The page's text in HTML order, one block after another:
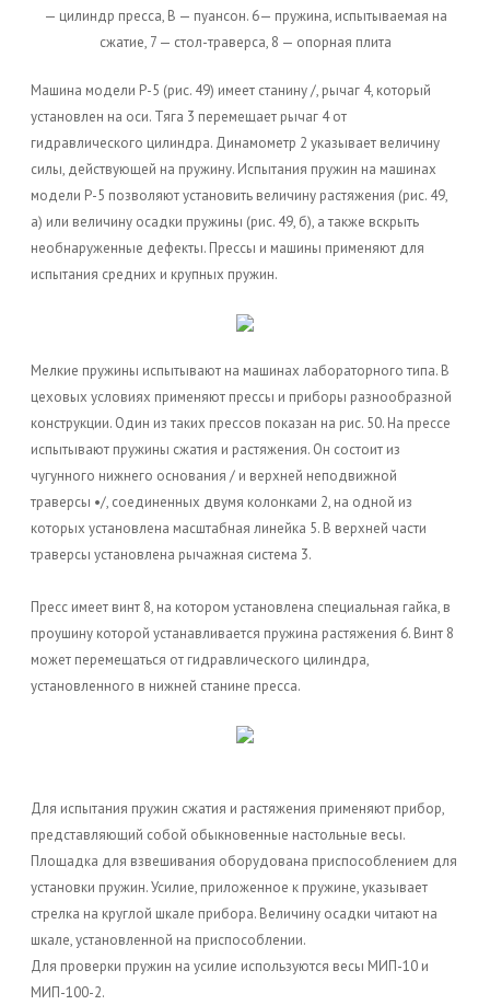
— цилиндр пресса, В — пуансон. 6— пружина, испытываемая на
сжатие, 7 — стол-траверса, 8 — опорная плита
Машина модели Р-5 (рис. 49) имеет станину /, рычаг 4, который
установлен на оси. Тяга 3 перемещает рычаг 4 от
гидравлического цилиндра. Динамометр 2 указывает величину
силы, действующей на пружину. Испытания пружин на машинах
модели Р-5 позволяют установить величину растяжения (рис. 49,
а) или величину осадки пружины (рис. 49, б), а также вскрыть
необнаруженные дефекты. Прессы и машины применяют для
испытания средних и крупных пружин.
Мелкие пружины испытывают на машинах лабораторного типа. В
цеховых условиях применяют прессы и приборы разнообразной
конструкции. Один из таких прессов показан на рис. 50. На прессе
испытывают пружины сжатия и растяжения. Он состоит из
чугунного нижнего основания / и верхней неподвижной
траверсы •/, соединенных двумя колонками 2, на одной из
которых установлена масштабная линейка 5. В верхней части
траверсы установлена рычажная система 3.
Пресс имеет винт 8, на котором установлена специальная гайка, в
проушину которой устанавливается пружина растяжения 6. Винт 8
может перемещаться от гидравлического цилиндра,
установленного в нижней станине пресса.
Для испытания пружин сжатия и растяжения применяют прибор,
представляющий собой обыкновенные настольные весы.
Площадка для взвешивания оборудована приспособлением для
установки пружин. Усилие, приложенное к пружине, указывает
стрелка на круглой шкале прибора. Величину осадки читают на
шкале, установленной на приспособлении.
Для проверки пружин на усилие используются весы МИП-10 и
МИП-100-2.